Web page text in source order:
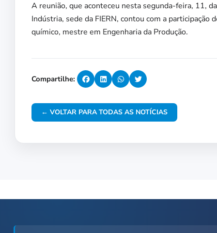
A reunião, que aconteceu nesta segunda-feira, 11,
Indústria, sede da FIERN, contou com a
químico, mestre em Engenharia da Produção.
Compartilhe:
← VOLTAR PARA TODAS AS NOTÍCIAS